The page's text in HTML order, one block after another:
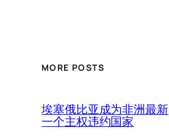
MORE POSTS
埃塞俄比亚成为非洲最新
一个主权违约国家